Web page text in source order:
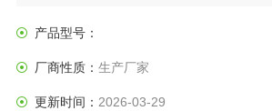
产品型号：
厂商性质： 生产厂家
更新时间： 2026-03-29